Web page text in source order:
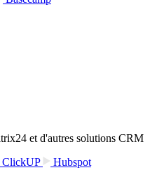
et d'autres solutions CRM
ClickUP
Hubspot